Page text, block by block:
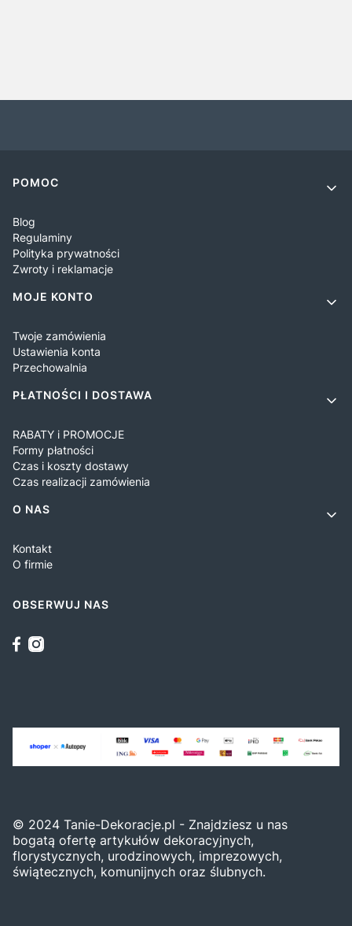
Linki w stopce
POMOC
Blog
Regulaminy
Polityka prywatności
Zwroty i reklamacje
MOJE KONTO
Twoje zamówienia
Ustawienia konta
Przechowalnia
PŁATNOŚCI I DOSTAWA
RABATY i PROMOCJE
Formy płatności
Czas i koszty dostawy
Czas realizacji zamówienia
O NAS
Kontakt
O firmie
OBSERWUJ NAS
© 2024 Tanie-Dekoracje.pl - Znajdziesz u nas
bogatą ofertę artykułów dekoracyjnych,
florystycznych, urodzinowych, imprezowych,
świątecznych, komunijnych oraz ślubnych.